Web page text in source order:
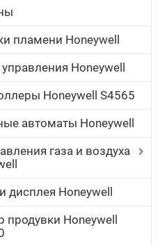
пламени Honeywell
Honeywell
Honeywell S4565
автоматы Honeywell
газа и воздуха
дисплея Honeywell
продувки Honeywell